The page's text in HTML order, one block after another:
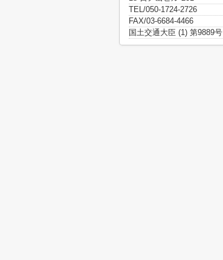
TEL/050-1724-2726
FAX/03-6684-4466
国土交通大臣 (1) 第9889号